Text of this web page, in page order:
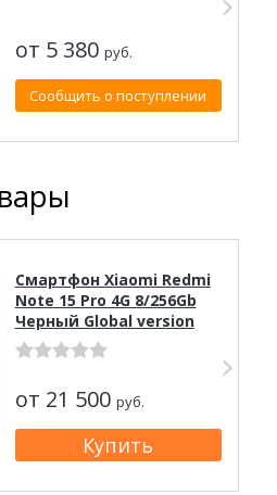
от 5 380 руб.
Сообщить о поступлении
Смартфон Xiaomi Redmi
Note 15 Pro 4G 8/256Gb
Черный Global version
от 21 500 руб.